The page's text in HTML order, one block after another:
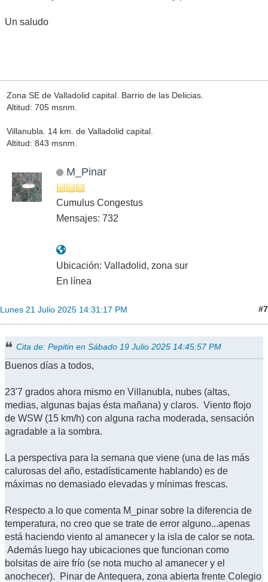
Un saludo
Zona SE de Valladolid capital. Barrio de las Delicias.
Altitud: 705 msnm.
Villanubla. 14 km. de Valladolid capital.
Altitud: 843 msnm.
M_Pinar
Cumulus Congestus
Mensajes: 732
Ubicación: Valladolid, zona sur
En línea
Lunes 21 Julio 2025 14:31:17 PM #7
Cita de: Pepitin en Sábado 19 Julio 2025 14:45:57 PM
Buenos días a todos,
23'7 grados ahora mismo en Villanubla, nubes (altas,
medias, algunas bajas ésta mañana) y claros. Viento flojo
de WSW (15 km/h) con alguna racha moderada, sensación
agradable a la sombra.
La perspectiva para la semana que viene (una de las más
calurosas del año, estadísticamente hablando) es de
máximas no demasiado elevadas y mínimas frescas.
Respecto a lo que comenta M_pinar sobre la diferencia de
temperatura, no creo que se trate de error alguno...apenas
está haciendo viento al amanecer y la isla de calor se nota.
Además luego hay ubicaciones que funcionan como
bolsitas de aire frío (se nota mucho al amanecer y el
anochecer). Pinar de Antequera, zona abierta frente Colegio